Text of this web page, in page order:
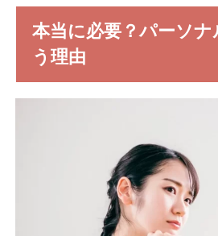
本当に必要？パーソ
う理由